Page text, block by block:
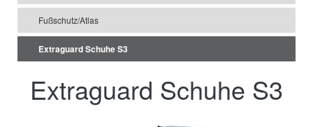
Fußschutz/Atlas
Extraguard Schuhe S3
Extraguard Schuhe S3